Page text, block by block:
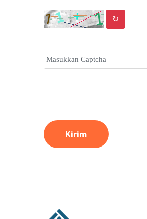
↻
Kirim